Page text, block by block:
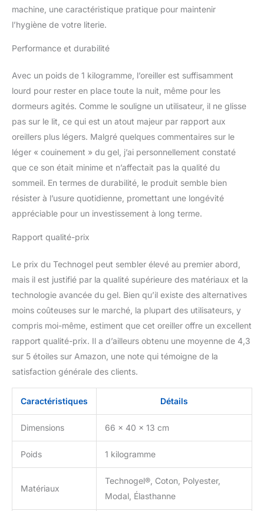
respirante et certifiée
coussins de couchage
sont testés et certifiés
par l'Institut Hohenstein
et Oeko-Tex pour
qualité et leur durabilité.
Cool Summer : avec
le coussin de luxe
Technogel rafraîchissant,
manière détendue même
pendant les chaudes
machine, une caractéristique pratique pour maintenir
l’hygiène de votre literie.
Performance et durabilité
Avec un poids de 1 kilogramme, l’oreiller est suffisamment
lourd pour rester en place toute la nuit, même pour les
dormeurs agités. Comme le souligne un utilisateur, il ne glisse
pas sur le lit, ce qui est un atout majeur par rapport aux
oreillers plus légers. Malgré quelques commentaires sur le
léger « couinement » du gel, j’ai personnellement constaté
que ce son était minime et n’affectait pas la qualité du
sommeil. En termes de durabilité, le produit semble bien
résister à l’usure quotidienne, promettant une longévité
appréciable pour un investissement à long terme.
Rapport qualité-prix
Le prix du Technogel peut sembler élevé au premier abord,
mais il est justifié par la qualité supérieure des matériaux et la
technologie avancée du gel. Bien qu’il existe des alternatives
moins coûteuses sur le marché, la plupart des utilisateurs, y
compris moi-même, estiment que cet oreiller offre un excellent
rapport qualité-prix. Il a d’ailleurs obtenu une moyenne de 4,3
sur 5 étoiles sur Amazon, une note qui témoigne de la
satisfaction générale des clients.
Caractéristiques Détails
Dimensions 66 x 40 x 13 cm
Poids 1 kilogramme
Matériaux
Technogel®, Coton, Polyester,
Modal, Élasthanne